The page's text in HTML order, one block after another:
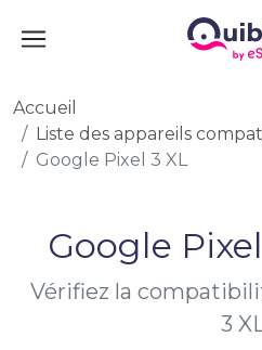
Accueil
Liste des appareils
Google Pixel 3 XL
Google
Vérifiez la
3